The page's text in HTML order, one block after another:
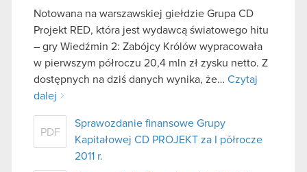
Notowana na warszawskiej giełdzie Grupa CD
Projekt RED, która jest wydawcą światowego hitu
– gry Wiedźmin 2: Zabójcy Królów wypracowała
w pierwszym półroczu 20,4 mln zł zysku netto. Z
dostępnych na dziś danych wynika, że… Czytaj
dalej
PDF
Sprawozdanie finansowe Grupy
Kapitałowej CD PROJEKT za I półrocze
2011 r.